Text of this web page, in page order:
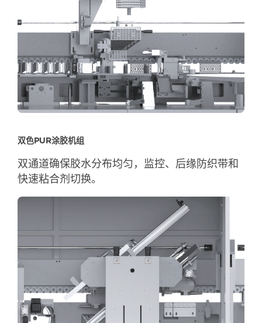
双色PUR涂胶机组
双通道确保胶水分布均匀，监控、后缘防织带和
快速粘合剂切换。